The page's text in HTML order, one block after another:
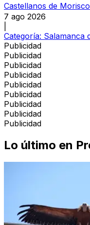
Castellanos de
7 ago 2026
Categoría: Salamanca
Publicidad
Publicidad
Publicidad
Publicidad
Publicidad
Publicidad
Publicidad
Publicidad
Publicidad
Lo último en